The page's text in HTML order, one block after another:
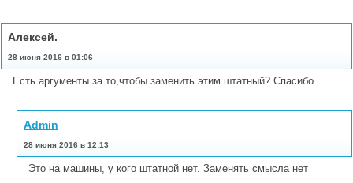
Алексей.
28 июня 2016 в 01:06
Есть аргументы за то,чтобы заменить этим штатный? Спасибо.
Admin
28 июня 2016 в 12:13
Это на машины, у кого штатной нет. Заменять смысла нет